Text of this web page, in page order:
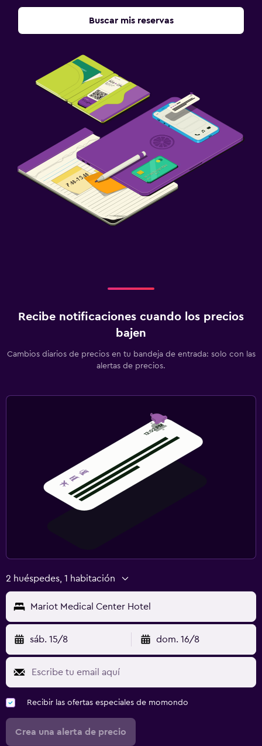
Lavandería
Servicio de planchado
Sofá cama
Armario o clóset
Salud y seguridad
Limpieza diaria
Botiquín de primeros auxilios
Ideal para familias
Cuna/cama nido disponibles
Buscar mis reservas
Recibe notificaciones cuando los precios
bajen
Cambios diarios de precios en tu bandeja de entrada: solo con las
alertas de precios.
2 huéspedes, 1 habitación
Mariot Medical Center Hotel
sáb. 15/8 dom. 16/8
Recibir las ofertas especiales de momondo
Crea una alerta de precio